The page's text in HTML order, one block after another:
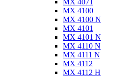
MX 4100
MX 4100 N
MX 4101
MX 4101 N
MX 4110 N
MX 4111 N
MX 4112
MX 4112 H